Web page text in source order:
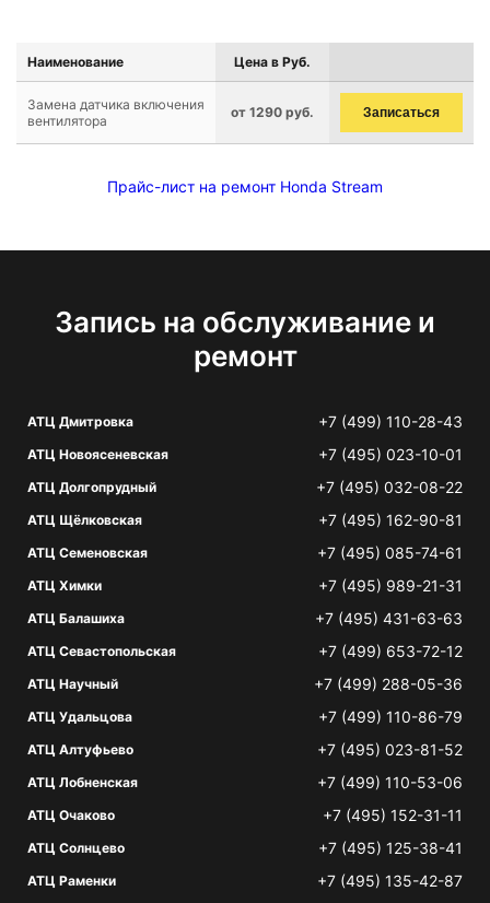
Наименование Цена в Руб.
Замена датчика включения
вентилятора
от 1290 руб. Записаться
Прайс-лист на ремонт Honda Stream
Запись на обслуживание и
ремонт
АТЦ Дмитровка +7 (499) 110-28-43
АТЦ Новоясеневская +7 (495) 023-10-01
АТЦ Долгопрудный +7 (495) 032-08-22
АТЦ Щёлковская +7 (495) 162-90-81
АТЦ Семеновская +7 (495) 085-74-61
АТЦ Химки +7 (495) 989-21-31
АТЦ Балашиха +7 (495) 431-63-63
АТЦ Севастопольская +7 (499) 653-72-12
АТЦ Научный +7 (499) 288-05-36
АТЦ Удальцова +7 (499) 110-86-79
АТЦ Алтуфьево +7 (495) 023-81-52
АТЦ Лобненская +7 (499) 110-53-06
АТЦ Очаково +7 (495) 152-31-11
АТЦ Солнцево +7 (495) 125-38-41
АТЦ Раменки +7 (495) 135-42-87